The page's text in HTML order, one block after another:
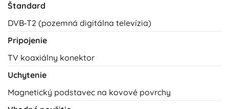
Štandard
DVB‑T2 (pozemná digitálna televízia)
Pripojenie
TV koaxiálny konektor
Uchytenie
Magnetický podstavec na kovové povrchy